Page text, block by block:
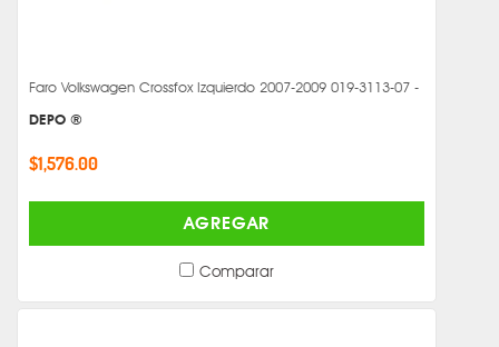
Faro Volkswagen Crossfox Izquierdo 2007-2009 019-3113-07 -
DEPO ®
$1,576.00
AGREGAR
Comparar